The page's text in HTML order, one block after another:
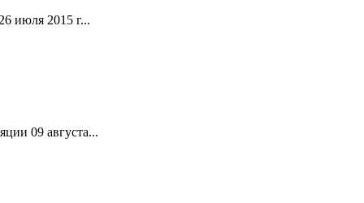
июля 2015 г...
09 августа...